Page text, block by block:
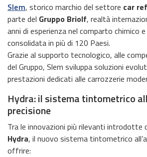
Slem, storico marchio del settore car
parte del Gruppo Briolf, realtà
anni di esperienza nel comparto chimico
consolidata in più di 120 Paesi.
Grazie al supporto tecnologico, alle
del Gruppo, Slem sviluppa soluzioni
prestazioni dedicati alle carrozzerie
Hydra: il sistema tintometrico
precisione
Tra le innovazioni più rilevanti introdotte
Hydra, il nuovo sistema tintometrico
offrire: